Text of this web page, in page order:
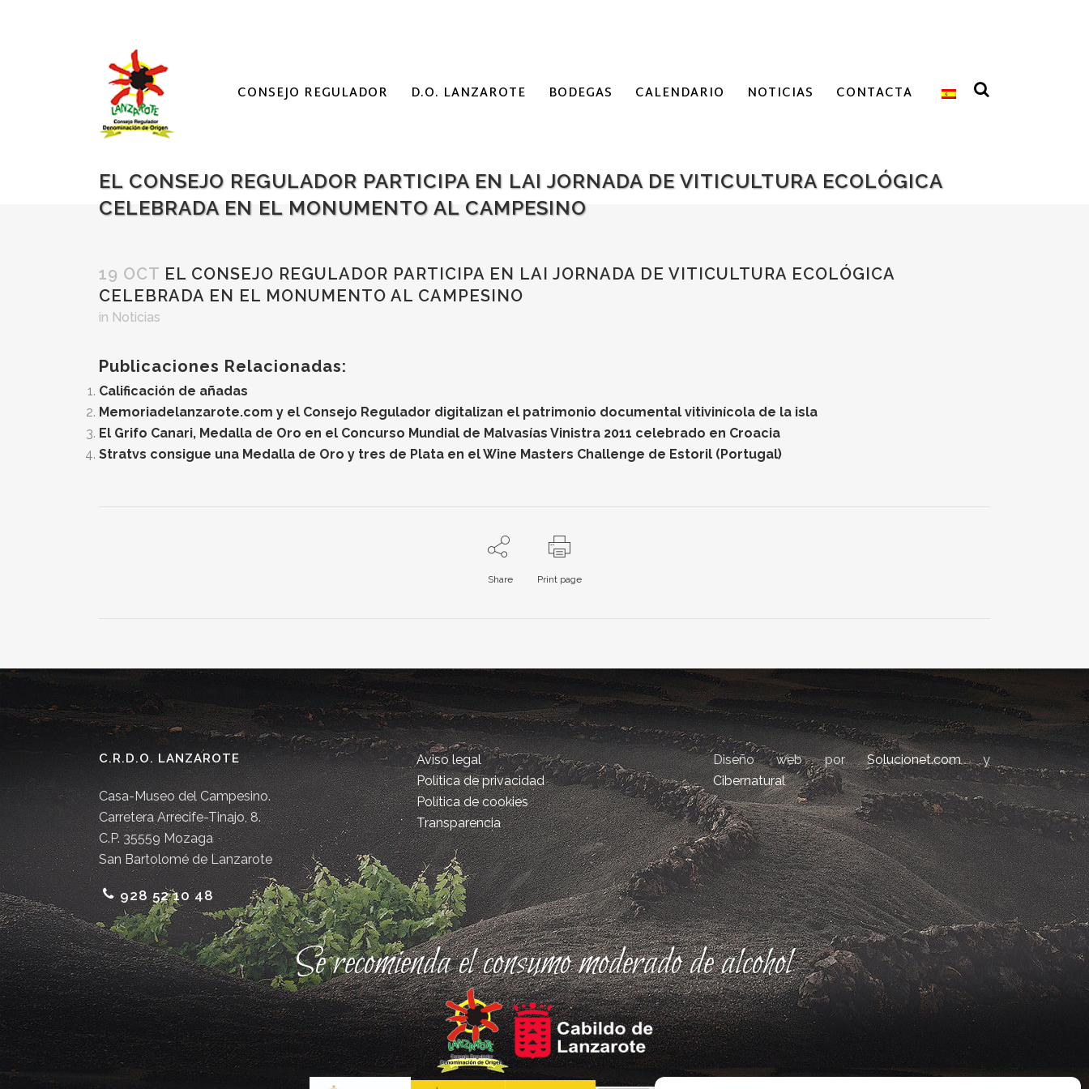
CONSEJO REGULADOR D.O. LANZAROTE BODEGAS CALENDARIO NOTICIAS CONTACTA
EL CONSEJO REGULADOR PARTICIPA EN LAI JORNADA DE VITICULTURA ECOLÓGICA
CELEBRADA EN EL MONUMENTO AL CAMPESINO
19 OCT EL CONSEJO REGULADOR PARTICIPA EN LAI JORNADA DE VITICULTURA ECOLÓGICA
CELEBRADA EN EL MONUMENTO AL CAMPESINO
in Noticias
Publicaciones Relacionadas:
Calificación de añadas
Memoriadelanzarote.com y el Consejo Regulador digitalizan el patrimonio documental vitivinícola de la isla
El Grifo Canari, Medalla de Oro en el Concurso Mundial de Malvasías Vinistra 2011 celebrado en Croacia
Stratvs consigue una Medalla de Oro y tres de Plata en el Wine Masters Challenge de Estoril (Portugal)
Share Print page
C.R.D.O. LANZAROTE
Casa-Museo del Campesino.
Carretera Arrecife-Tinajo, 8.
C.P. 35559 Mozaga
San Bartolomé de Lanzarote
928 52 10 48
Aviso legal
Política de privacidad
Política de cookies
Transparencia
Diseño web porSolucionet.comy
Cibernatural
Se recomienda el consumo moderado de alcohol